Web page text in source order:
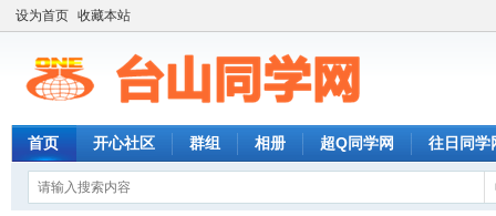
设为首页 收藏本站
首页 开心社区 群组 相册 超Q同学网 往日同学